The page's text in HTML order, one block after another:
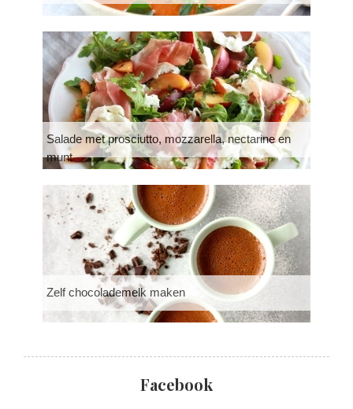
Salade met prosciutto, mozzarella, nectarine en
munt
Zelf chocolademelk maken
Facebook